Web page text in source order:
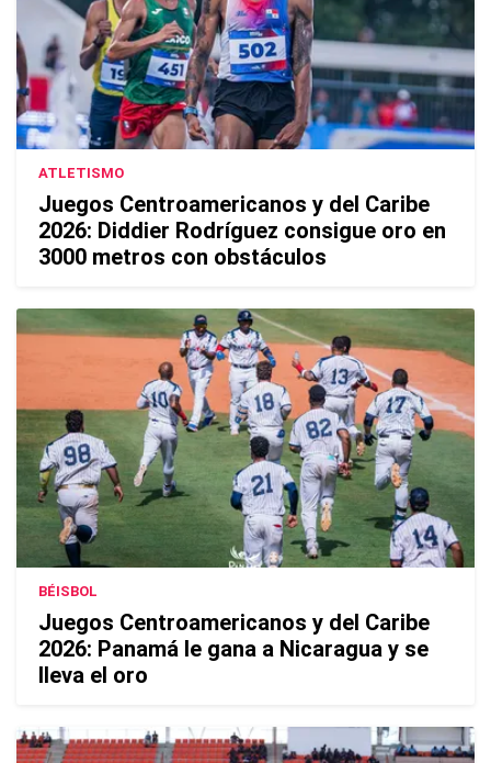
ATLETISMO
Juegos Centroamericanos y del Caribe
2026: Diddier Rodríguez consigue oro en
3000 metros con obstáculos
BÉISBOL
Juegos Centroamericanos y del Caribe
2026: Panamá le gana a Nicaragua y se
lleva el oro